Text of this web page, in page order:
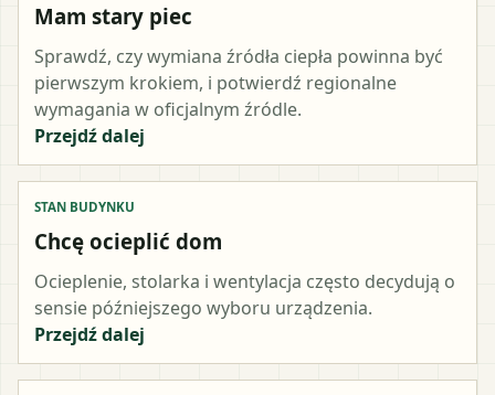
Mam stary piec
Sprawdź, czy wymiana źródła ciepła powinna być
pierwszym krokiem, i potwierdź regionalne
wymagania w oficjalnym źródle.
Przejdź dalej
STAN BUDYNKU
Chcę ocieplić dom
Ocieplenie, stolarka i wentylacja często decydują o
sensie późniejszego wyboru urządzenia.
Przejdź dalej